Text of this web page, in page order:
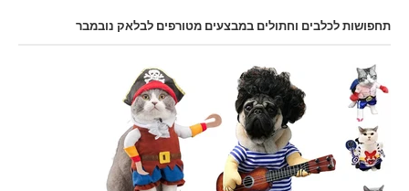
תחפושות לכלבים וחתולים במבצעים מטורפים לבלאק נובמבר